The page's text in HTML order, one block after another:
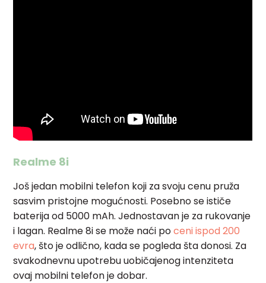
Realme 8i
Još jedan mobilni telefon koji za svoju cenu pruža
sasvim pristojne mogućnosti. Posebno se ističe
baterija od 5000 mAh. Jednostavan je za rukovanje
i lagan. Realme 8i se može naći poceni ispod 200
evra,što je odlično, kada se pogleda šta donosi. Za
svakodnevnu upotrebu uobičajenog intenziteta
ovaj mobilni telefon je dobar.